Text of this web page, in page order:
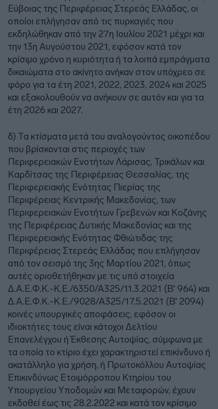
Εύβοιας της Περιφέρειας Στερεάς Ελλάδας, οι
οποίοι επλήγησαν από τις πυρκαγιές που
εκδηλώθηκαν από την 27η Ιουλίου 2021 μέχρι και
την 13η Αυγούστου 2021, εφόσον κατά τον
κρίσιμο χρόνο η κυριότητα ή τα λοιπά εμπράγματα
δικαιώματα στο ακίνητο ανήκαν στον υπόχρεο σε
φόρο για τα έτη 2021, 2022, 2023, 2024 και 2025
και εξακολουθούν να ανήκουν σε αυτόν και για τα
έτη 2026 και 2027.
δ) Τα κτίσματα μετά του αναλογούντος οικοπέδου
που βρίσκονται στις περιοχές των
Περιφερειακών Ενοτήτων Λάρισας, Τρικάλων και
Καρδίτσας της Περιφέρειας Θεσσαλίας, της
Περιφερειακής Ενότητας Πιερίας της
Περιφέρειας Κεντρικής Μακεδονίας, των
Περιφερειακών Ενοτήτων Γρεβενών και Κοζάνης
της Περιφέρειας Δυτικής Μακεδονίας και της
Περιφερειακής Ενότητας Φθιώτιδας της
Περιφέρειας Στερεάς Ελλάδας που επλήγησαν
από τον σεισμό της 3ης Μαρτίου 2021, όπως
αυτές οριοθετήθηκαν με τις υπό στοιχεία
Δ.Α.Ε.Φ.Κ.-Κ.Ε./6350/Α325/11.3.2021 (Β' 964) και
Δ.Α.Ε.Φ.Κ.-Κ.Ε./9028/Α325/17.5.2021 (Β' 2094)
κοινές υπουργικές αποφάσεις, εφόσον οι
ιδιοκτήτες τους είναι κάτοχοι Δελτίου
Επανελέγχου ή Έκθεσης Αυτοψίας, σύμφωνα με
τα οποία το κτίριο έχει χαρακτηριστεί επικίνδυνο ή
ακατάλληλο για χρήση, ή Πρωτοκόλλου Αυτοψίας
Επικινδύνως Ετοιμόρροπου Κτηρίου του
Υπουργείου Υποδομών και Μεταφορών, έχουν
εκδοθεί έως τις 28.2.2022 και κατά τον κρίσιμο